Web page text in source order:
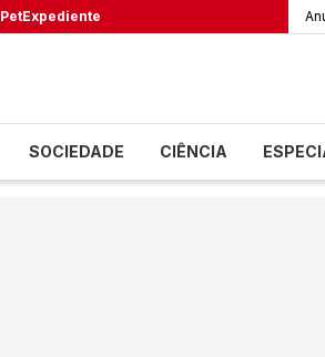
PetExpediente
SOCIEDADE CIÊNCIA